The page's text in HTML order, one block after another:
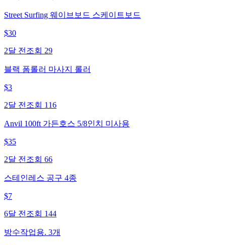
Street Surfing 웨이브보드 스케이트보드
$30
2달 전 조회 29
블랙 폼롤러 마사지 롤러
$3
2달 전 조회 116
Anvil 100ft 가든호스 5/8인치 미사용
$35
2달 전 조회 66
스테인레스 공구 4종
$7
6달 전 조회 144
방수작업용. 3개